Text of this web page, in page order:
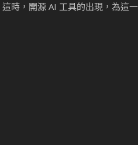
時，開源 AI 工具的出現，為這